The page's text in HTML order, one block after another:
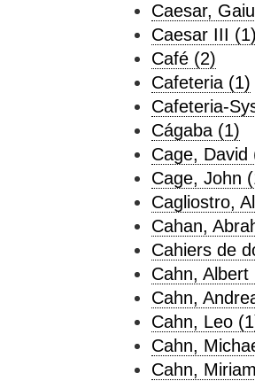
Caesar,
Caesar III
Café (2)
Cafeteria (1)
Cafeteria-
Cágaba (1)
Cage, David
Cage, John
Cagliostro,
Cahan,
Cahiers de
Cahn, Albert
Cahn,
Cahn, Leo
Cahn,
Cahn,